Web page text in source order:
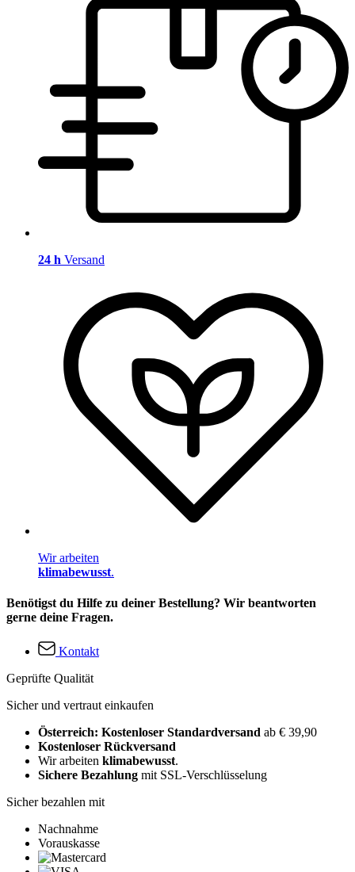
24 h Versand
Wir arbeiten
klimabewusst.
Benötigst du Hilfe zu deiner Bestellung? Wir beantworten
gerne deine Fragen.
Kontakt
Geprüfte Qualität
Sicher und vertraut einkaufen
Österreich: Kostenloser Standardversand ab € 39,90
Kostenloser Rückversand
Wir arbeiten klimabewusst.
Sichere Bezahlung mit SSL-Verschlüsselung
Sicher bezahlen mit
Nachnahme
Vorauskasse